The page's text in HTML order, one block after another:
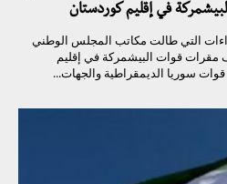
في إقليم كوردستان
التي طالت مكاتب المجلس الوطني
مقرات قوات البيشمركة في إقليم
سوريا الديمقراطية والجهات...